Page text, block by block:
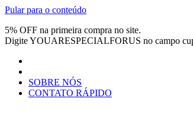
Pular para o conteúdo
5% OFF na primeira compra no site.
DigiteYOUARESPECIALFORUS no campo
SOBRE NÓS
CONTATO RÁPIDO